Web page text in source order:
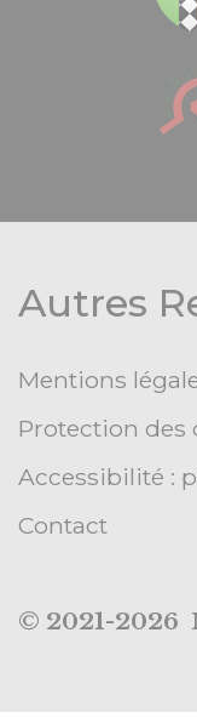
Autres
Mentions
Protection des
Accessibilité :
Contact
© 2021-2026